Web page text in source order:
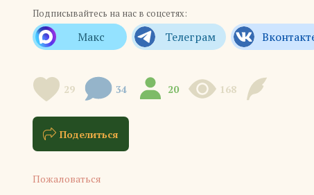
Подписывайтесь на нас в соцсетях:
29 34 20 168
Поделиться
Пожаловаться